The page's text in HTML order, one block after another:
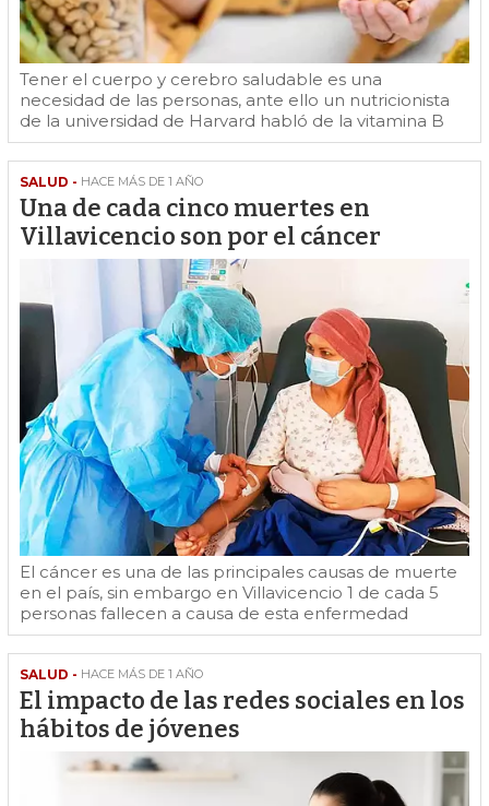
Tener el cuerpo y cerebro saludable es una
necesidad de las personas, ante ello un nutricionista
de la universidad de Harvard habló de la vitamina B
SALUD - HACE MÁS DE 1 AÑO
Una de cada cinco muertes en
Villavicencio son por el cáncer
El cáncer es una de las principales causas de muerte
en el país, sin embargo en Villavicencio 1 de cada 5
personas fallecen a causa de esta enfermedad
SALUD - HACE MÁS DE 1 AÑO
El impacto de las redes sociales en los
hábitos de jóvenes